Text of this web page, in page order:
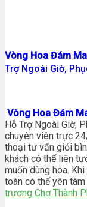
Vòng Hoa Đám
Trợ Ngoài Giờ,
Vòng Hoa Đám
Hỗ Trợ Ngoài Giờ,
chuyên viên trực
thoại tư vấn giỏi
khách có thể liên
muốn dùng hoa.
toàn có thể yên
trương Chợ Thành